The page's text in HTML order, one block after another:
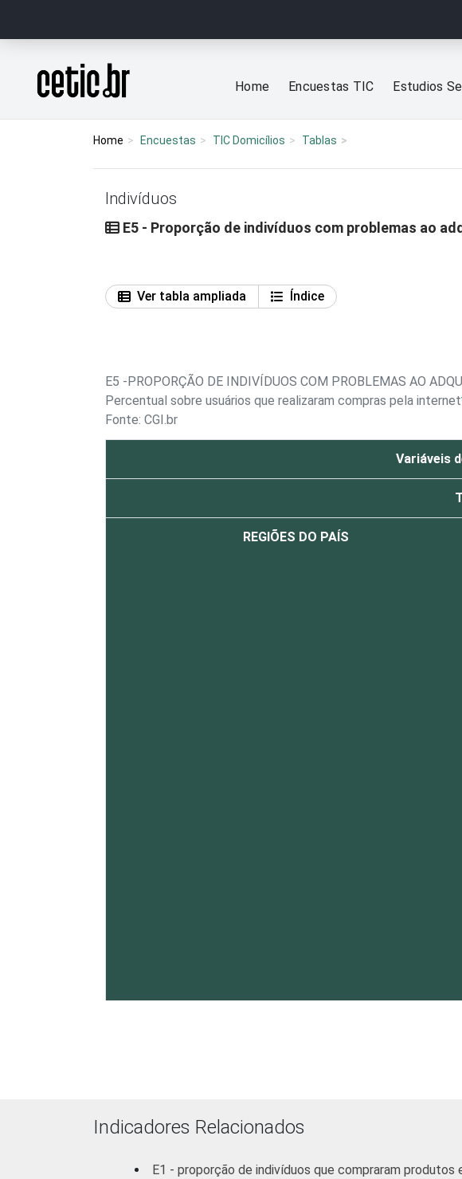
Página inicial
Home Encuestas TIC Estudios
Home Encuestas TIC Domicílios Tablas
Indivíduos
E5 - Proporção de indivíduos com problemas ao
Ver tabla ampliada
Índice
E5 -PROPORÇÃO DE INDIVÍDUOS COM PROBLEMAS AO
Percentual sobre usuários que realizaram compras pela internet
Fonte: CGI.br
Variáveis
REGIÕES DO PAÍS
RENDA
Indicadores Relacionados
E1 - proporção de indivíduos que compraram